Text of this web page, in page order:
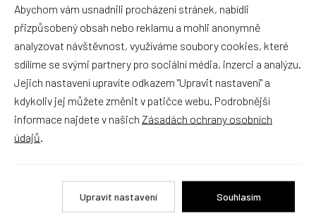
Zatím zde nejsou žádné dotazy. Buďte první, kdo se zeptá!
Recenze
Produkt zatím nemá žádné hodnocení,buďte první, kdo
produkt ohodnotí!
Abychom vám usnadnili procházení stránek, nabídli
přizpůsobený obsah nebo reklamu a mohli anonymně
analyzovat návštěvnost, využíváme soubory cookies, které
sdílíme se svými partnery pro sociální média, inzerci a analýzu.
Jejich nastavení upravíte odkazem "Upravit nastavení" a
kdykoliv jej můžete změnit v patičce webu. Podrobnější
informace najdete v našich Zásadách ochrany osobních
údajů
Upravit nastavení Souhlasím